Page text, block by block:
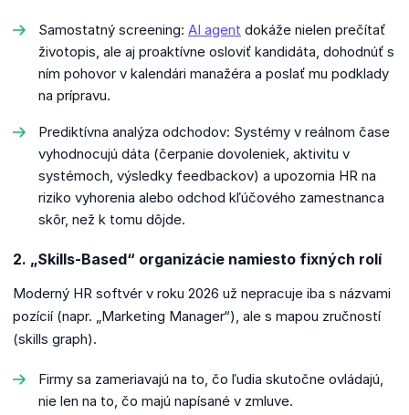
Samostatný screening: AI agent dokáže nielen prečítať
životopis, ale aj proaktívne osloviť kandidáta, dohodnúť s
ním pohovor v kalendári manažéra a poslať mu podklady
na prípravu.
Prediktívna analýza odchodov: Systémy v reálnom čase
vyhodnocujú dáta (čerpanie dovoleniek, aktivitu v
systémoch, výsledky feedbackov) a upozornia HR na
riziko vyhorenia alebo odchod kľúčového zamestnanca
skôr, než k tomu dôjde.
2. „Skills-Based“ organizácie namiesto fixných rolí
Moderný HR softvér v roku 2026 už nepracuje iba s názvami
pozícií (napr. „Marketing Manager“), ale s mapou zručností
(skills graph).
Firmy sa zameriavajú na to, čo ľudia skutočne ovládajú,
nie len na to, čo majú napísané v zmluve.